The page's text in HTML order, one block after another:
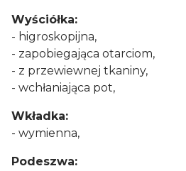
Wyściółka:
- higroskopijna,
- zapobiegająca otarciom,
- z przewiewnej tkaniny,
- wchłaniająca pot,
Wkładka:
- wymienna,
Podeszwa: